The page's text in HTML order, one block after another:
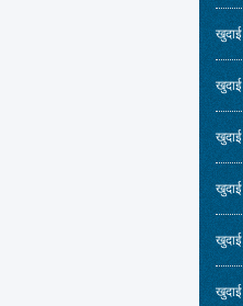
खुदाई
खुदाई